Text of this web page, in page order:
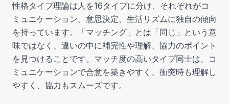
性格タイプ理論は人を16タイプに分け、それぞれがコ
ミュニケーション、意思決定、生活リズムに独自の傾向
を持っています。「マッチング」とは「同じ」という意
味ではなく、違いの中に補完性や理解、協力のポイント
を見つけることです。マッチ度の高いタイプ同士は、コ
ミュニケーションで合意を築きやすく、衝突時も理解し
やすく、協力もスムーズです。